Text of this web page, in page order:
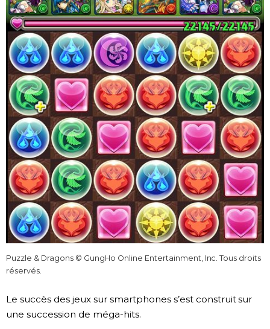
Puzzle & Dragons © GungHo Online Entertainment, Inc. Tous droits
réservés.
Le succès des jeux sur smartphones s’est construit sur
une succession de méga-hits.